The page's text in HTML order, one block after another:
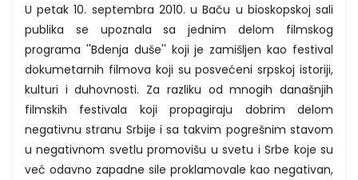
U petak 10. septembra 2010. u Baču u bioskopskoj sali
publika se upoznala sa jednim delom filmskog
programa ''Bdenja duše'' koji je zamišljen kao festival
dokumetarnih filmova koji su posvećeni srpskoj istoriji,
kulturi i duhovnosti. Za razliku od mnogih današnjih
filmskih festivala koji propagiraju dobrim delom
negativnu stranu Srbije i sa takvim pogrešnim stavom
u negativnom svetlu promovišu u svetu i Srbe koje su
već odavno zapadne sile proklamovale kao negativan,